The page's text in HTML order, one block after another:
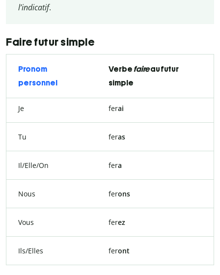
l’indicatif.
Faire futur simple
Pronom
personnel
Verbefaireau futur
simple
Je ferai
Tu feras
Il/Elle/On fera
Nous ferons
Vous ferez
Ils/Elles feront